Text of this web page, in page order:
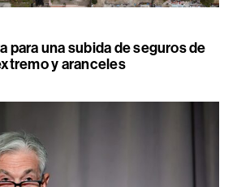
para una subida de seguros de
y aranceles